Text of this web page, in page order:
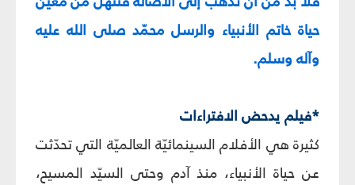
حياة خاتم الأنبياء والرسل محمّد صلى الله عليه
وآله وسلم.
*فيلم يدحض الافتراءات
كثيرة هي الأفلام السينمائيّة العالميّة التي تحدّثت
عن حياة الأنبياء، منذ آدم وحتى السيّد المسيح،